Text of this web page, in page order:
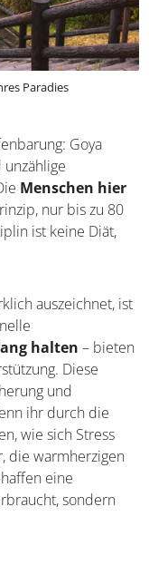
Paradies
Goya
unzählige
auszeichnet,
halten–
und
ihr durch die
wie sich Stress
die warmherzigen
eine